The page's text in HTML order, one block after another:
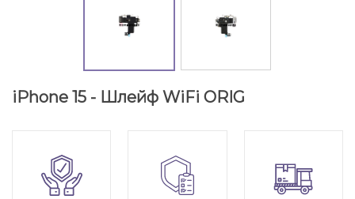
iPhone 15 - Шлейф WiFi ORIG